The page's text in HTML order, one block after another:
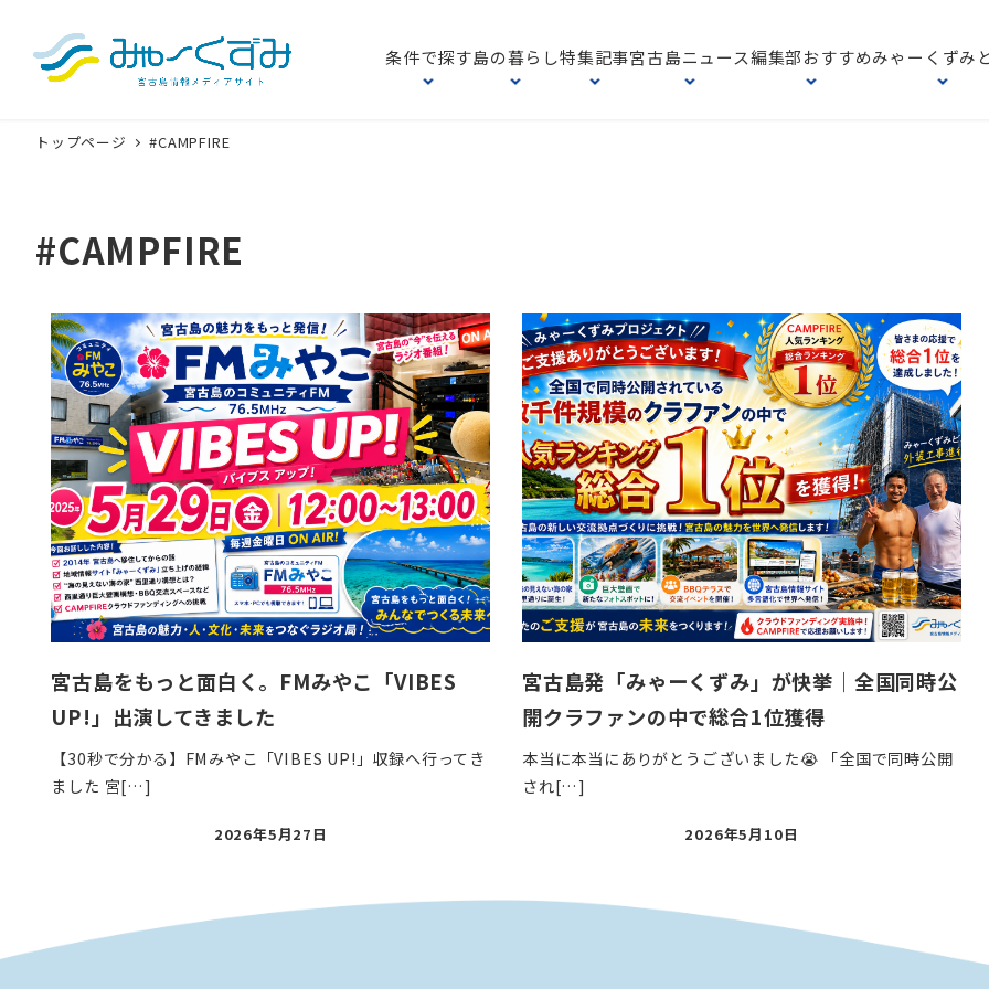
条件で探す島の暮らし特集記事宮古島ニュース編集部おすすめみゃーくずみ
トップページ #CAMPFIRE
#CAMPFIRE
宮古島をもっと面白く。FMみやこ「VIBES
UP!」出演してきました
【30秒で分かる】FMみやこ「VIBES UP!」収録へ行ってき
ました 宮[…]
投
2026年5月27日
宮古島発「みゃーくずみ」が快挙｜全国同時公
開クラファンの中で総合1位獲得
本当に本当にありがとうございました😭 「全国で同時公開
され[…]
投
2026年5月10日